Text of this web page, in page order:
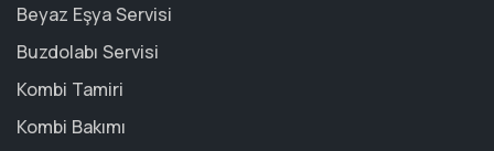
Beyaz Eşya Servisi
Buzdolabı Servisi
Kombi Tamiri
Kombi Bakımı